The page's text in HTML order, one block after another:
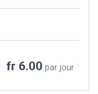
fr 6.00 par jour